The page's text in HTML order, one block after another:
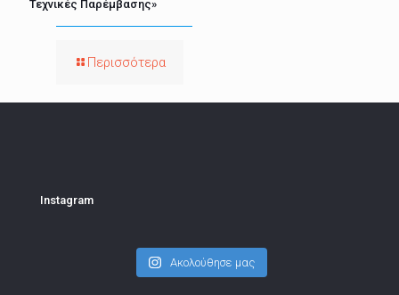
Τεχνικές Παρέμβασης»
Περισσότερα
Instagram
Ακολούθησε μας